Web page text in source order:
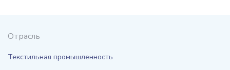
Отрасль
Текстильная промышленность